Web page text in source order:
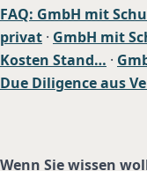
FAQ: GmbH mit
privat · GmbH mit
Kosten Stand… ·
Due Diligence aus
Wenn Sie wissen